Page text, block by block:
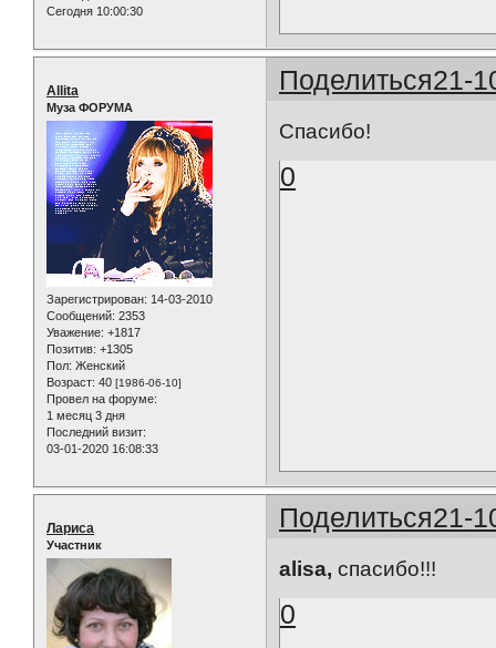
Сегодня 10:00:30
Поделиться21-
Allita
Муза ФОРУМА
Зарегистрирован: 14-03-2010
Сообщений: 2353
Уважение: +1817
Позитив: +1305
Пол: Женский
Возраст: 40 [1986-06-10]
Провел на форуме:
1 месяц 3 дня
Последний визит:
03-01-2020 16:08:33
Спасибо!
0
Поделиться21-
Лариса
Участник
alisa, спасибо!!!
0